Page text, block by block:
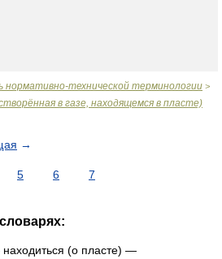
нормативно-технической терминологии >
в газе, находящемся в пласте)
→
5 6 7
(о пласте) —